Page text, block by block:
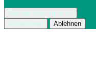
Weitere Informationen
Akzeptieren
Ablehnen